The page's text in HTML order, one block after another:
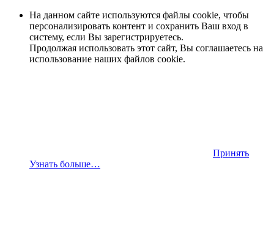
На данном сайте используются файлы cookie, чтобы
персонализировать контент и сохранить Ваш вход в
систему, если Вы зарегистрируетесь.
Продолжая использовать этот сайт, Вы соглашаетесь на
использование наших файлов cookie.
Принять
Узнать больше…